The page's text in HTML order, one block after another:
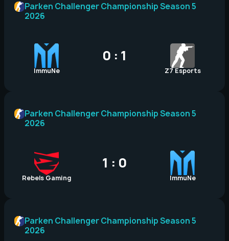
ImmuNe
0 : 1
Z7 Esports
Parken Challenger Championship Season 5
2026
Rebels Gaming
1 : 0
ImmuNe
Parken Challenger Championship Season 5
2026
Parken Challenger Championship Season 5
2026